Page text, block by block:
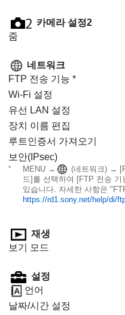
카메라 설정2
줌
네트워크
FTP 전송 기능 *
Wi-Fi 설정
유선 LAN 설정
장치 이름 편집
루트인증서 가져오기
보안(IPsec)
* MENU → (네트워크) →
드] 를 선택하여 [FTP 전송 기
있습니다. 자세한 사항은
https://rd1.sony.net/help/di/
재생
보기 모드
설정
언어
날짜/시간 설정